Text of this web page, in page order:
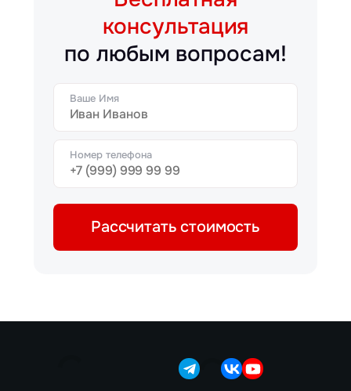
консультация
по любым вопросам!
Ваше Имя
Номер телефона
Рассчитать стоимость